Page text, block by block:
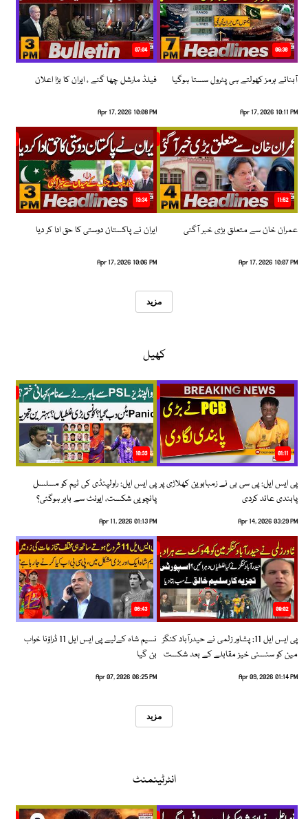
08:36
آبنائے ہرمز کھولتے ہی پٹرول سستا ہوگیا
Apr 17, 2026 10:11 PM
07:04
فیلڈ مارشل چھا گئے ، ایران کا بڑا اعلان
Apr 17, 2026 10:08 PM
11:52
عمران خان سے متعلق بڑی خبر آگئی
Apr 17, 2026 10:07 PM
13:34
ایران نے پاکستان دوستی کا حق ادا کر دیا
Apr 17, 2026 10:06 PM
مزید
کھیل
01:11
پی ایس ایل: پی سی بی نے زمبابوین کھلاڑی پر
پابندی عائد کردی
Apr 14, 2026 03:29 PM
10:33
پی ایس ایل: راولپنڈی کی ٹیم کو مسلسل
پانچویں شکست، ایونٹ سے باہر ہوگئی؟
Apr 11, 2026 01:13 PM
09:02
پی ایس ایل 11: پشاور زلمی نے حیدرآباد کنگز
مین کو سنسنی خیز مقابلے کے بعد شکست
Apr 09, 2026 01:14 PM
06:43
نسیم شاہ کےلیے پی ایس ایل 11 ڈراؤنا خواب
بن گیا
Apr 07, 2026 06:25 PM
مزید
انٹرٹینمنٹ